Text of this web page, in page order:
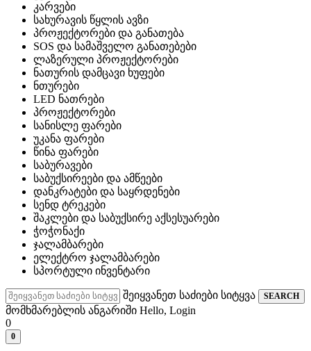
კარვები
სახურავის წყლის ავზი
პროჟექტორები და განათება
SOS და სამაშველო განათებები
ლაზერული პროჟექტორები
ნათურის დამცავი ხუფები
ნთურები
LED ნათრები
პროჟექტორები
სანისლე ფარები
უკანა ფარები
წინა ფარები
საბურავები
საბუქსირეები და ამწეები
დანკრატები და საყრდენები
სენდ ტრეკები
შაკლები და საბუქსირე აქსესუარები
ჭოჭონაქი
ჯალამბარები
ელექტრო ჯალამბარები
სპორტული ინვენტარი
შეიყვანეთ საძიები სიტყვა SEARCH
მომხმარებლის ანგარიში Hello, Login
0
0